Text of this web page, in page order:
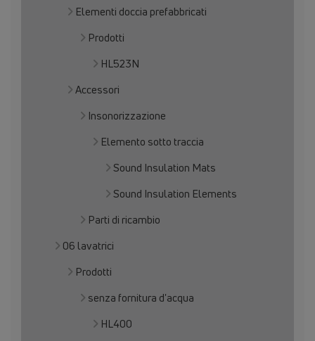
Elementi doccia prefabbricati
Prodotti
HL523N
Accessori
Insonorizzazione
Elemento sotto traccia
Sound Insulation Mats
Sound Insulation Elements
Parti di ricambio
06 lavatrici
Prodotti
senza fornitura d'acqua
HL400